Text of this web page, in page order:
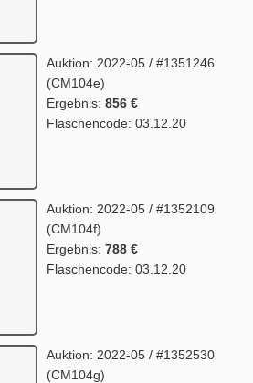
Auktion: 2022-05 / #1351246
(CM104e)
Ergebnis: 856 €
Flaschencode: 03.12.20
Auktion: 2022-05 / #1352109
(CM104f)
Ergebnis: 788 €
Flaschencode: 03.12.20
Auktion: 2022-05 / #1352530
(CM104g)